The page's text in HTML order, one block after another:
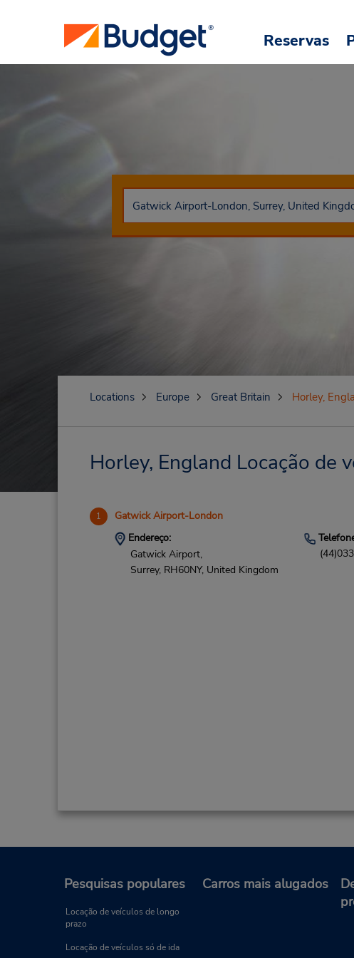
Reservas
Locations Europe Great Britain Horley,
Horley, England Locação de
1 Gatwick Airport-London
Endereço:
Gatwick Airport,
Surrey, RH60NY, United Kingdom
Pesquisas populares
Locação de veículos de longo
prazo
Locação de veículos só de ida
Carros mais alugados